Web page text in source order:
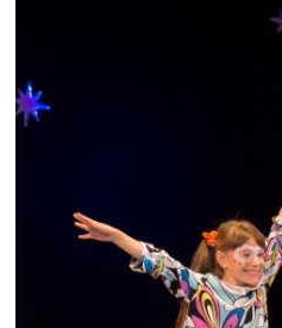
Главная
Финал
цирковых